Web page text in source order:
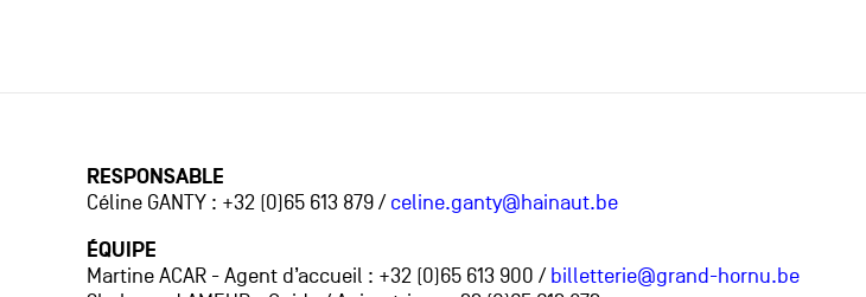
RESPONSABLE
Céline GANTY : +32 (0)65 613 879 /celine.ganty@hainaut.be
ÉQUIPE
Martine ACAR - Agent d’accueil : +32 (0)65 613 900 / billetterie@grand-hornu.be